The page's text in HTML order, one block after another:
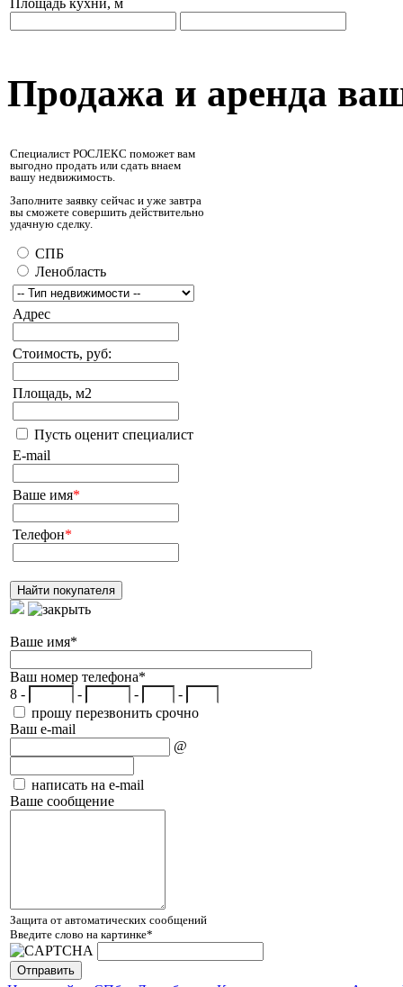
Площадь кухни, м
Продажа и аренда
Специалист РОСЛЕКС поможет вам
выгодно продать или сдать внаем
вашу недвижимость.
Заполните заявку сейчас и уже завтра
вы сможете совершить действительно
удачную сделку.
СПБ
Ленобласть
Адрес
Стоимость, руб:
Площадь, м2
Пусть оценит специалист
E-mail
Ваше имя*
Телефон*
Ваше имя*
Ваш номер телефона*
8 -
- -
-
прошу перезвонить срочно
Ваш e-mail
@
написать на e-mail
Ваше сообщение
Защита от автоматических сообщений
Введите слово на картинке*